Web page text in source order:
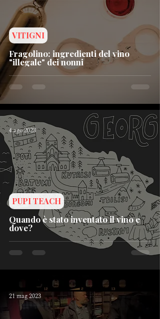
Fragolino: ingredienti del vino
"illegale" dei nonni
VITIGNI
Quando è stato inventato il vino e
dove?
PUPI TEACH
4 ago 2023
21 mag 2023